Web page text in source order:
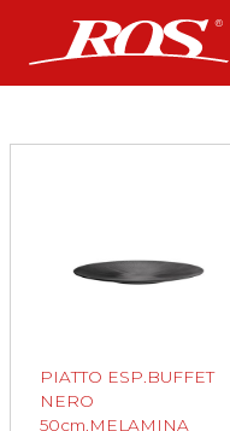
PIATTO ESP.BUFFET
NERO
50cm.MELAMINA